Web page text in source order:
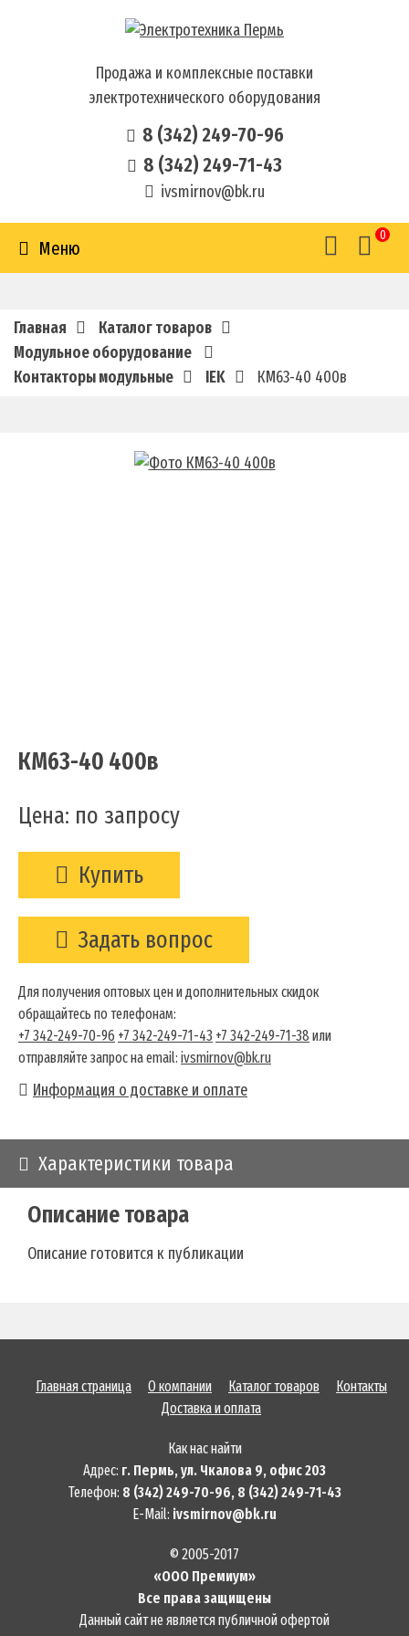
Продажа и комплексные поставки
электротехнического оборудования
8 (342) 249-70-96
8 (342) 249-71-43
ivsmirnov@bk.ru
Меню
0
Главная
Каталог товаров
Модульное оборудование
Контакторы модульные
IEK КМ63-40 400в
КМ63-40 400в
Цена: по запросу
Купить
Задать вопрос
Для получения оптовых цен и дополнительных скидок
обращайтесь по телефонам:
+7 342-249-70-96 +7 342-249-71-43 +7 342-249-71-38 или
отправляйте запрос на email: ivsmirnov@bk.ru
Информация о доставке и оплате
Характеристики товара
Описание товара
Описание готовится к публикации
© 2005-2017
«ООО Премиум»
Все права защищены
Данный сайт не является публичной офертой
Как нас найти
Адрес: г. Пермь, ул. Чкалова 9, офис 203
Телефон: 8 (342) 249-70-96, 8 (342) 249-71-43
E-Mail: ivsmirnov@bk.ru
Главная страница О компании Каталог товаров
Контакты
Доставка и оплата